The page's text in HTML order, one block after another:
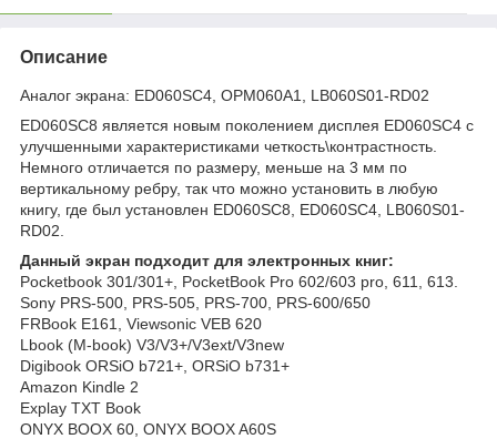
Описание
Аналог экрана: ED060SC4, OPM060A1, LB060S01-RD02
ED060SC8 является новым поколением дисплея ED060SC4 с
улучшенными характеристиками четкость\контрастность.
Немного отличается по размеру, меньше на 3 мм по
вертикальному ребру, так что можно установить в любую
книгу, где был установлен ED060SC8, ED060SC4, LB060S01-
RD02.
Данный экран подходит для электронных книг:
Pocketbook 301/301+, PocketBook Pro 602/603 pro, 611, 613.
Sony PRS-500, PRS-505, PRS-700, PRS-600/650
FRBook E161, Viewsonic VEB 620
Lbook (M-book) V3/V3+/V3ext/V3new
Digibook ORSiO b721+, ORSiO b731+
Amazon Kindle 2
Explay TXT Book
ONYX BOOX 60, ONYX BOOX A60S